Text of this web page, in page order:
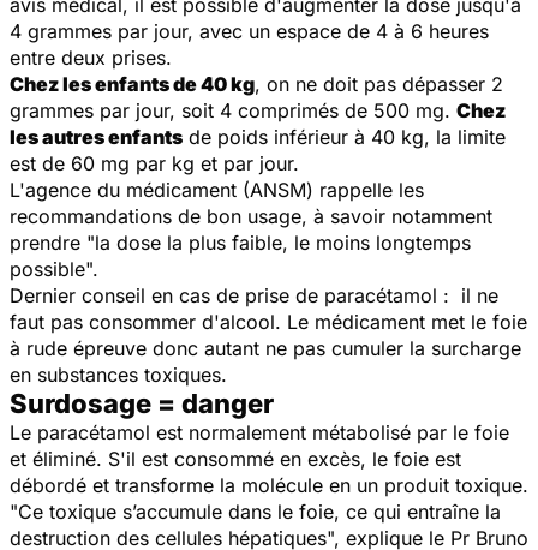
4 grammes par jour, avec un espace de 4 à 6 heures
entre deux prises.
Chez les enfants de 40 kg, on ne doit pas dépasser 2
grammes par jour, soit 4 comprimés de 500 mg. Chez
les autres enfants de poids inférieur à 40 kg, la limite
est de 60 mg par kg et par jour.
L'agence du médicament (ANSM) rappelle les
recommandations de bon usage, à savoir notamment
prendre "la dose la plus faible, le moins longtemps
possible".
Dernier conseil en cas de prise de paracétamol : il ne
faut pas consommer d'alcool. Le médicament met le foie
à rude épreuve donc autant ne pas cumuler la surcharge
en substances toxiques.
Surdosage = danger
Le paracétamol est normalement métabolisé par le foie
et éliminé. S'il est consommé en excès, le foie est
débordé et transforme la molécule en un produit toxique.
"Ce toxique s’accumule dans le foie, ce qui entraîne la
destruction des cellules hépatiques", explique le Pr Bruno